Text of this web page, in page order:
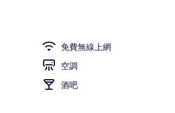
免費無線上網
空調
酒吧